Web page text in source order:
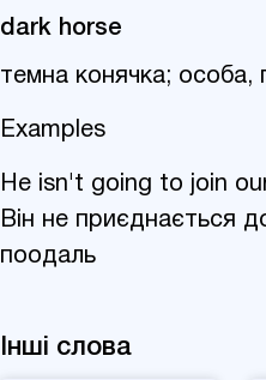
dark horse
темна конячка; особа,
Examples
He isn't going to join
Він не приєднається
поодаль
Інші слова